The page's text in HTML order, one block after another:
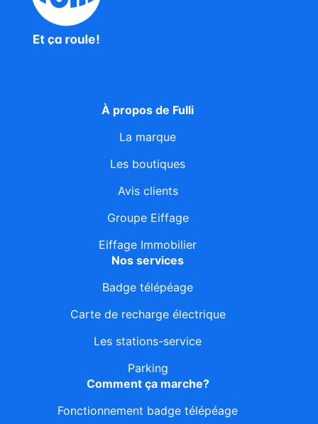
À propos de Fulli
La marque
Les boutiques
Avis clients
Groupe Eiffage
Eiffage Immobilier
Nos services
Badge télépéage
Carte de recharge électrique
Les stations-service
Parking
Comment ça marche?
Fonctionnement badge télépéage